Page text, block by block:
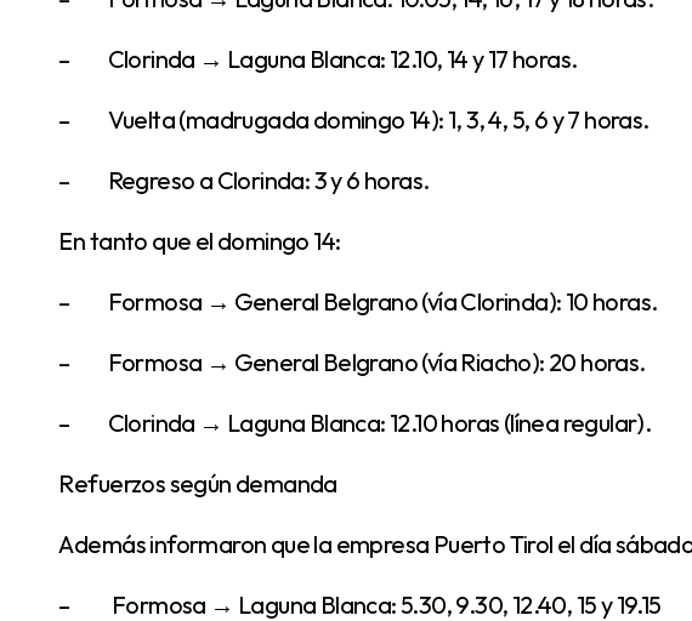
– Clorinda → Laguna Blanca: 12.10, 14 y 17 horas.
– Vuelta (madrugada domingo 14): 1, 3, 4, 5, 6 y 7 horas.
– Regreso a Clorinda: 3 y 6 horas.
En tanto que el domingo 14:
– Formosa → General Belgrano (vía Clorinda): 10 horas.
– Formosa → General Belgrano (vía Riacho): 20 horas.
– Clorinda → Laguna Blanca: 12.10 horas (línea regular).
Refuerzos según demanda
Además informaron que la empresa Puerto Tirol el día
– Formosa → Laguna Blanca: 5.30, 9.30, 12.40, 15 y 19.15